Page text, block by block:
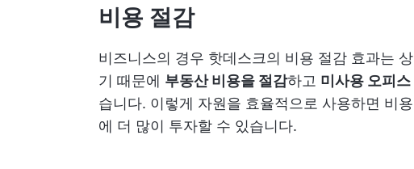
비용 절감
비즈니스의 경우 핫데스크의 비용 절감 효과는
기 때문에 부동산 비용을 절감하고 미사용 오피스
습니다. 이렇게 자원을 효율적으로 사용하면 비
에 더 많이 투자할 수 있습니다.